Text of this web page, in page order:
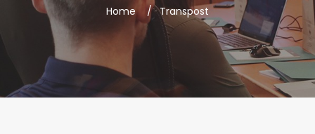
Home Transpost